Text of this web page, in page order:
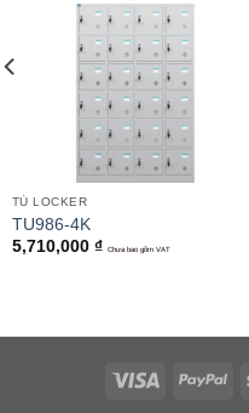
TỦ LOCKER
TU986-4K
5,710,000 ₫ Chưa bao gồm VAT